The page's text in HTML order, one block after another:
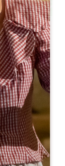
Leaflet